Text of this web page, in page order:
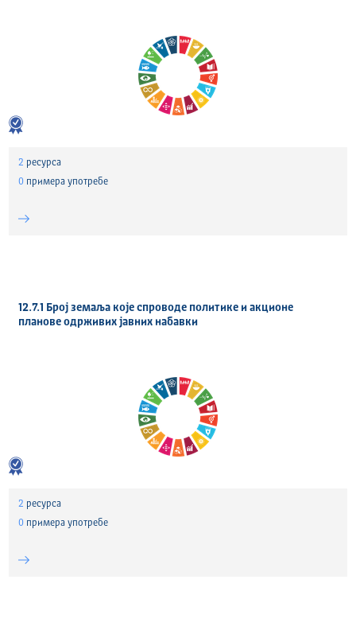
2 ресурса
0 примера употребе
12.7.1 Број земаља које спроводе политике и акционе
планове одрживих јавних набавки
2 ресурса
0 примера употребе